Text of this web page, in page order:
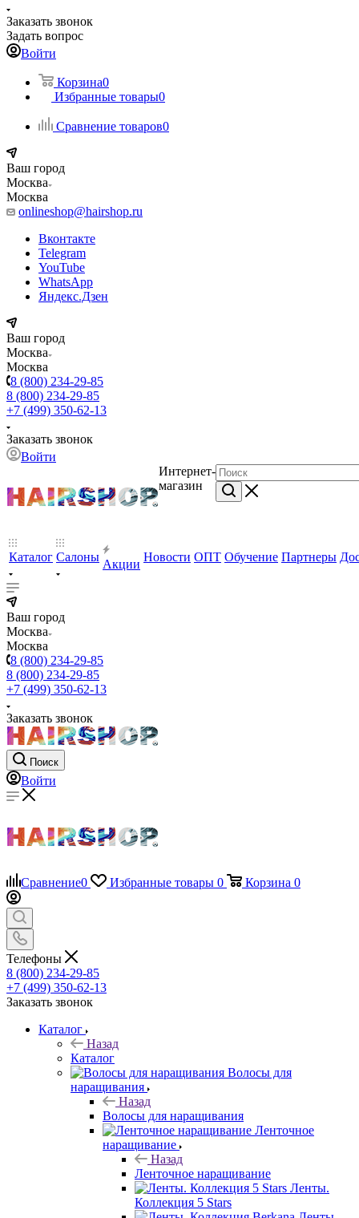
Заказать звонок
Задать вопрос
Войти
Корзина0
Избранные товары0
Сравнение товаров0
Ваш город
Москва
Москва
onlineshop@hairshop.ru
Вконтакте
Telegram
YouTube
WhatsApp
Яндекс.Дзен
Ваш город
Москва
Москва
8 (800) 234-29-85
8 (800) 234-29-85
+7 (499) 350-62-13
Заказать звонок
Войти
Интернет-
магазин
Каталог Салоны
Акции
Новости ОПТ Обучение Партнеры
Ваш город
Москва
Москва
8 (800) 234-29-85
8 (800) 234-29-85
+7 (499) 350-62-13
Заказать звонок
Поиск
Войти
Сравнение0 Избранные товары 0 Корзина 0
Телефоны
8 (800) 234-29-85
+7 (499) 350-62-13
Заказать звонок
Каталог
Назад
Каталог
Волосы для
наращивания
Назад
Волосы для наращивания
Ленточное
наращивание
Назад
Ленточное наращивание
Ленты.
Коллекция 5 Stars